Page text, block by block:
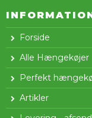
Forside
Alle Hængekøjer
Perfekt
Artikler